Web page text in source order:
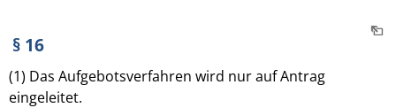
§ 16
(1) Das Aufgebotsverfahren wird nur auf Antrag
eingeleitet.